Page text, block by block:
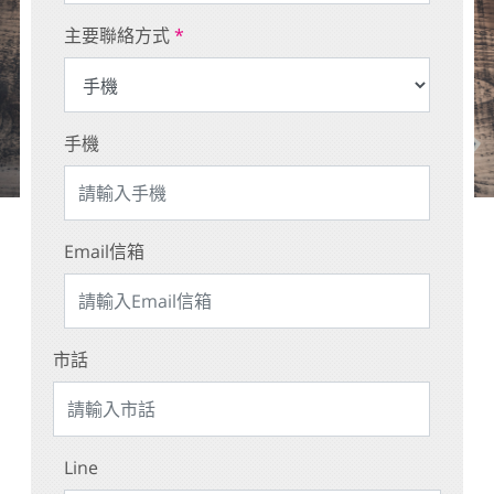
主要聯絡方式*
手機
Email信箱
市話
Line